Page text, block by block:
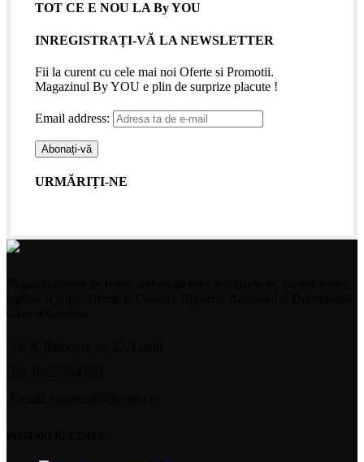
TOT CE E NOU LA By YOU
INREGISTRAȚI-VĂ LA NEWSLETTER
Fii la curent cu cele mai noi Oferte si Promotii.
Magazinul By YOU e plin de surprize placute !
Email address:
URMĂRIȚI-NE